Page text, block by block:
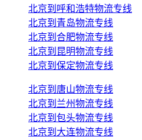
北京到呼和浩特物流专线
北京到青岛物流专线
北京到合肥物流专线
北京到昆明物流专线
北京到保定物流专线
北京到唐山物流专线
北京到兰州物流专线
北京到包头物流专线
北京到大连物流专线